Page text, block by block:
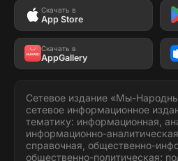
Скачать в
App Store
Скачать в
AppGallery
Сетевое издание «Мы-
сетевое информационное
тематику: информационная,
информационно-
справочная, общественно-
общественно-политическая;